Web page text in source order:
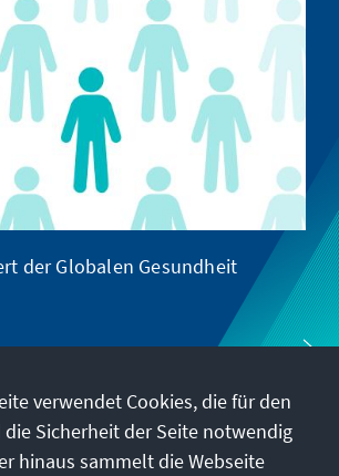
der Globalen Gesundheit
verwendet Cookies, die für den
Sicherheit der Seite notwendig
hinaus sammelt die Webseite